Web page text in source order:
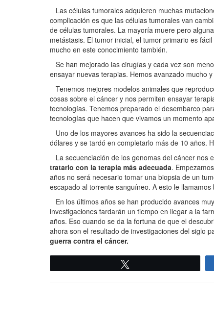
Las células tumorales adquieren muchas
complicación es que las células tumorales van
de células tumorales. La mayoría muere pero
metástasis. El tumor inicial, el tumor primario es
mucho en este conocimiento también.
Se han mejorado las cirugías y cada vez son
ensayar nuevas terapias. Hemos avanzado mucho y
Tenemos mejores modelos animales que
cosas sobre el cáncer y nos permiten ensayar
tecnologías. Tenemos preparado el desembarco
tecnologías que hacen que vivamos un momento
Uno de los mayores avances ha sido la
dólares y se tardó en completarlo más de 10 años.
La secuenciación de los genomas del cáncer nos
tratarlo con la terapia más adecuada.
años no será necesario tomar una biopsia de un
escapado al torrente sanguíneo. A esto le llamamos
En los últimos años se han producido avances
investigaciones tardarán un tiempo en llegar a la
años. Eso cuando se da la fortuna de que el
ahora son el resultado de investigaciones del siglo
guerra contra el cáncer.